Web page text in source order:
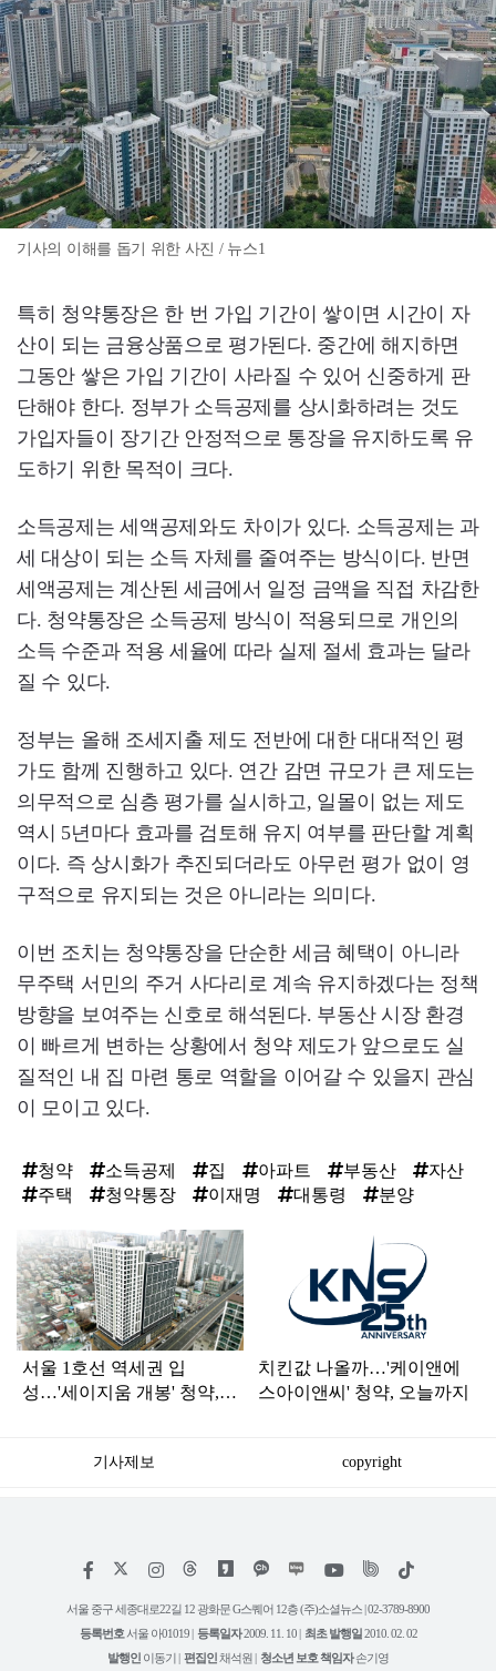
기사의 이해를 돕기 위한 사진 / 뉴스1
특히 청약통장은 한 번 가입 기간이 쌓이면 시간이 자
산이 되는 금융상품으로 평가된다. 중간에 해지하면
그동안 쌓은 가입 기간이 사라질 수 있어 신중하게 판
단해야 한다. 정부가 소득공제를 상시화하려는 것도
가입자들이 장기간 안정적으로 통장을 유지하도록 유
도하기 위한 목적이 크다.
소득공제는 세액공제와도 차이가 있다. 소득공제는 과
세 대상이 되는 소득 자체를 줄여주는 방식이다. 반면
세액공제는 계산된 세금에서 일정 금액을 직접 차감한
다. 청약통장은 소득공제 방식이 적용되므로 개인의
소득 수준과 적용 세율에 따라 실제 절세 효과는 달라
질 수 있다.
정부는 올해 조세지출 제도 전반에 대한 대대적인 평
가도 함께 진행하고 있다. 연간 감면 규모가 큰 제도는
의무적으로 심층 평가를 실시하고, 일몰이 없는 제도
역시 5년마다 효과를 검토해 유지 여부를 판단할 계획
이다. 즉 상시화가 추진되더라도 아무런 평가 없이 영
구적으로 유지되는 것은 아니라는 의미다.
이번 조치는 청약통장을 단순한 세금 혜택이 아니라
무주택 서민의 주거 사다리로 계속 유지하겠다는 정책
방향을 보여주는 신호로 해석된다. 부동산 시장 환경
이 빠르게 변하는 상황에서 청약 제도가 앞으로도 실
질적인 내 집 마련 통로 역할을 이어갈 수 있을지 관심
이 모이고 있다.
청약 소득공제 집 아파트 부동산
자산
주택
청약통장 이재명 대통령 분양
탑
라
인
서울 1호선 역세권 입
성…'세이지움 개봉' 청약,
치킨값 나올까…'케이앤에
스아이앤씨' 청약, 오늘까지
기사제보 copyright
페
스
인
타
램
위
트
유
튜
틱
서울 중구 세종대로22길 12 광화문 G스퀘어 12층 (주)소셜뉴스 | 02-3789-8900
등록번호 서울 아01019 | 등록일자2009. 11. 10 | 최초 발행일2010. 02. 02
발행인 이동기 | 편집인채석원 | 청소년 보호 책임자손기영